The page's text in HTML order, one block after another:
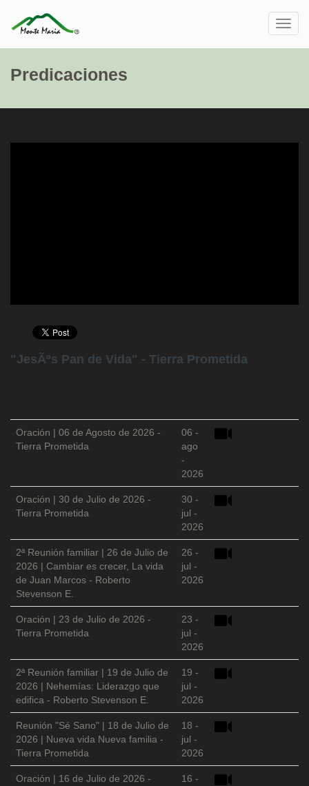
Predicaciones
"JesÃºs Pan de Vida" - Tierra Prometida
Oración | 06 de Agosto de 2026 -
Tierra Prometida
06 -
ago
-
2026
Oración | 30 de Julio de 2026 -
Tierra Prometida
30 -
jul -
2026
2ª Reunión familiar | 26 de Julio de
2026 | Cambiar es crecer, La vida
de Juan Marcos - Roberto
Stevenson E.
26 -
jul -
2026
Oración | 23 de Julio de 2026 -
Tierra Prometida
23 -
jul -
2026
2ª Reunión familiar | 19 de Julio de
2026 | Nehemías: Liderazgo que
edifica - Roberto Stevenson E.
19 -
jul -
2026
Reunión "Sé Sano" | 18 de Julio de
2026 | Nueva vida Nueva familia -
Tierra Prometida
18 -
jul -
2026
Oración | 16 de Julio de 2026 -
16 -